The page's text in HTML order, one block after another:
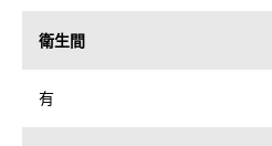
衛生間
有